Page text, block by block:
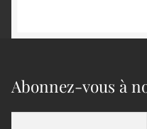
Abonnez-vous à